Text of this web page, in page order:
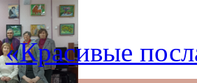
«Красивые